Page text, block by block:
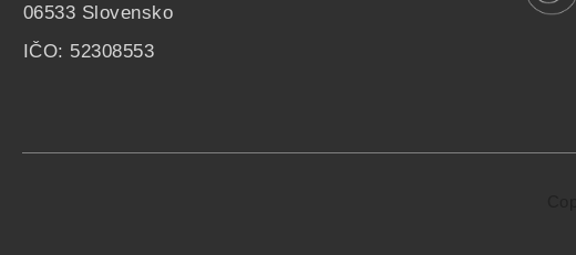
06533 Slovensko
IČO: 52308553